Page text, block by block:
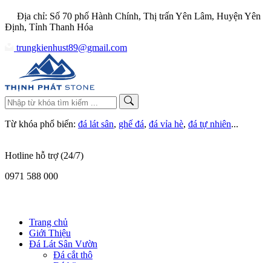
Địa chỉ: Số 70 phố Hành Chính, Thị trấn Yên Lâm, Huyện Yên
Định, Tỉnh Thanh Hóa
trungkienhust89@gmail.com
Từ khóa phổ biến: đá lát sân, ghế đá, đá vỉa hè, đá tự nhiên...
Hotline hỗ trợ (24/7)
0971 588 000
Trang chủ
Giới Thiệu
Đá Lát Sân Vườn
Đá cắt thô